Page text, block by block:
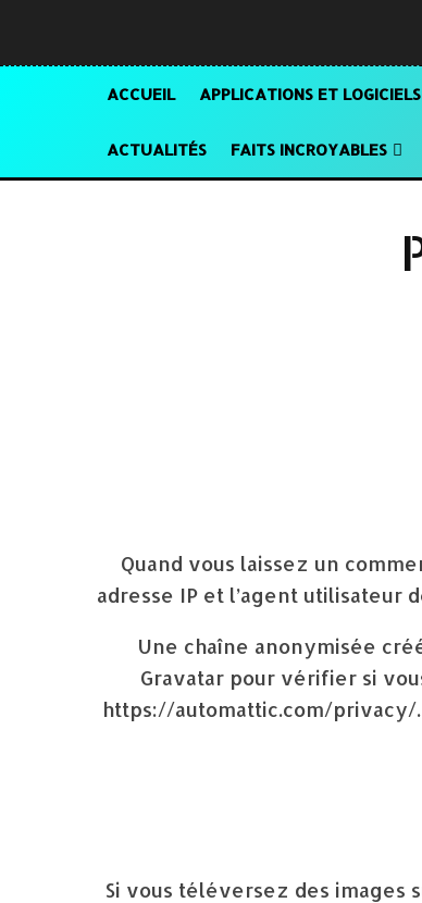
ACCUEIL APPLICATIONS ET LOGICIELS
ACTUALITÉS FAITS INCROYABLES
Quand vous laissez un
adresse IP et l’agent utilisateur
Une chaîne anonymisée
Gravatar pour vérifier si
https://automattic.com/
Si vous téléversez des images